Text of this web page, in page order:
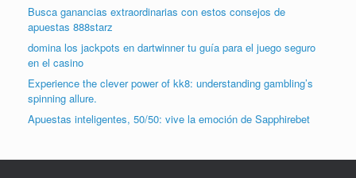
Busca ganancias extraordinarias con estos consejos de
apuestas 888starz
domina los jackpots en dartwinner tu guía para el juego seguro
en el casino
Experience the clever power of kk8: understanding gambling’s
spinning allure.
Apuestas inteligentes, 50/50: vive la emoción de Sapphirebet